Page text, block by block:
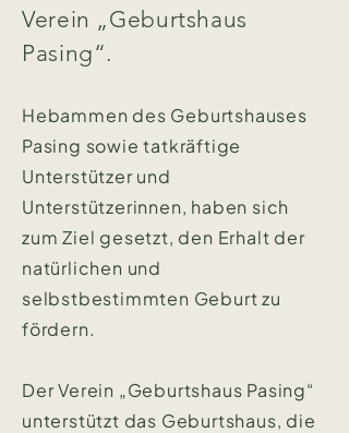
Verein „Geburtshaus
Pasing“.
Hebammen des Geburtshauses
Pasing sowie tatkräftige
Unterstützer und
Unterstützerinnen, haben sich
zum Ziel gesetzt, den Erhalt der
natürlichen und
selbstbestimmten Geburt zu
fördern.
Der Verein „Geburtshaus Pasing“
unterstützt das Geburtshaus, die